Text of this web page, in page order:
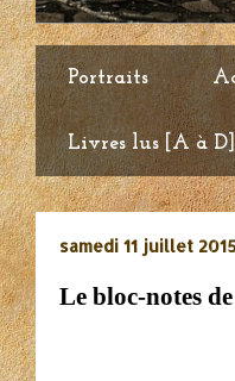
Portraits
Livres lus [A à D]
samedi 11 juillet
Le bloc-notes